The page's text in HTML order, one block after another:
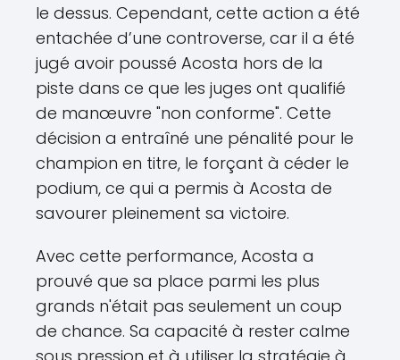
le dessus. Cependant, cette action a été
entachée d’une controverse, car il a été
jugé avoir poussé Acosta hors de la
piste dans ce que les juges ont qualifié
de manœuvre "non conforme". Cette
décision a entraîné une pénalité pour le
champion en titre, le forçant à céder le
podium, ce qui a permis à Acosta de
savourer pleinement sa victoire.
Avec cette performance, Acosta a
prouvé que sa place parmi les plus
grands n'était pas seulement un coup
de chance. Sa capacité à rester calme